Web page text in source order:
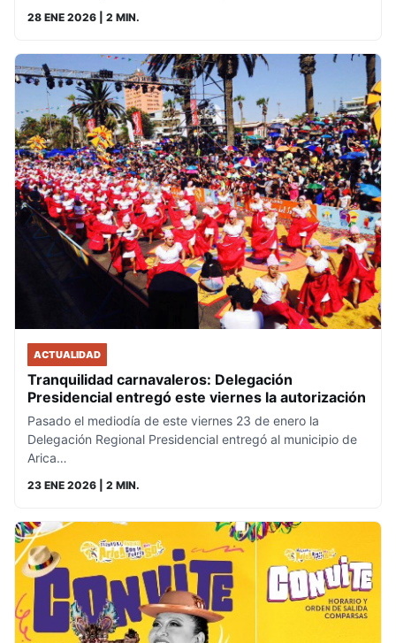
28 ENE 2026 | 2 MIN.
ACTUALIDAD
Tranquilidad carnavaleros: Delegación
Presidencial entregó este viernes la autorización
Pasado el mediodía de este viernes 23 de enero la
Delegación Regional Presidencial entregó al municipio de
Arica…
23 ENE 2026 | 2 MIN.